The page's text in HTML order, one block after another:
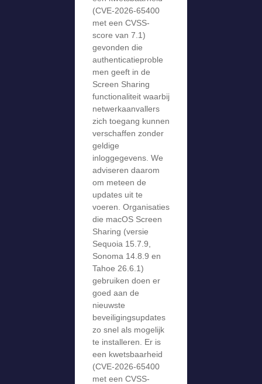
(CVE-2026-65400
met een CVSS-
score van 7.1)
gevonden die
authenticatieproble
men geeft in de
Screen Sharing
functionaliteit waarbij
netwerkaanvallers
zich toegang kunnen
verschaffen zonder
geldige
inloggegevens. We
adviseren daarom
om meteen de
updates uit te
voeren. Organisaties
die macOS Screen
Sharing (versie
Sequoia 15.7.9,
Sonoma 14.8.9 en
Tahoe 26.6.1)
gebruiken doen er
goed aan de
nieuwste
beveiligingsupdates
zo snel als mogelijk
te installeren. Er is
een kwetsbaarheid
(CVE-2026-65400
met een CVSS-